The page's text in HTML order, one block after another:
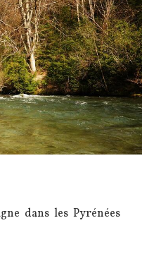
dans les Pyrénées